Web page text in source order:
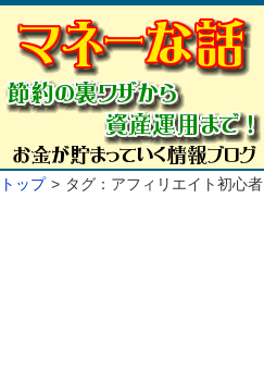
トップ タグ：アフィリエイト初心者